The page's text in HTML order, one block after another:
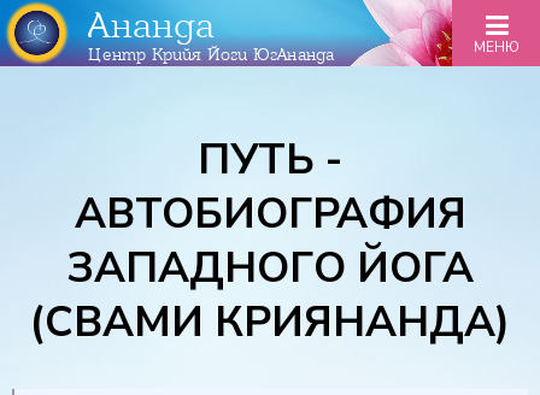
Ананда
Центр Крийя Йоги ЮгАнанда МЕНЮ
ПУТЬ -
АВТОБИОГРАФИЯ
ЗАПАДНОГО ЙОГА
(СВАМИ КРИЯНАНДА)